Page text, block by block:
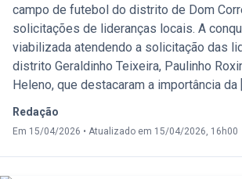
campo de futebol do distrito de Dom
solicitações de lideranças locais. A
viabilizada atendendo a solicitação das
distrito Geraldinho Teixeira, Paulinho
Heleno, que destacaram a importância da
Redação
Em 15/04/2026 • Atualizado em 15/04/2026, 16h00